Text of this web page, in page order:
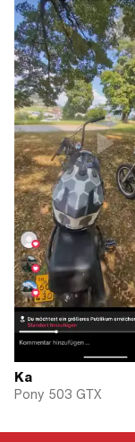
Ka
Pony 503 GTX